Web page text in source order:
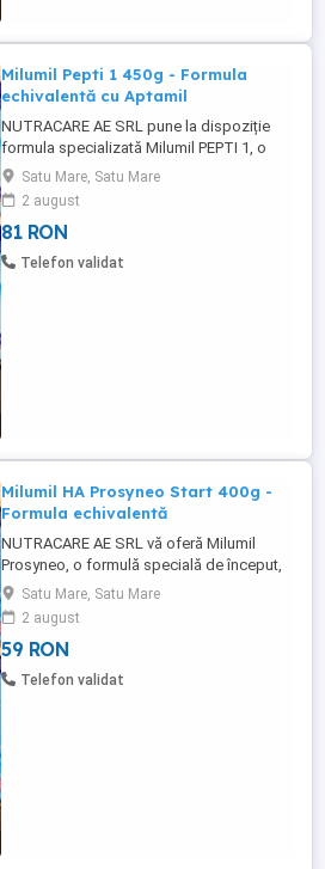
Milumil Pepti 1 450g - Formula
echivalentă cu Aptamil
NUTRACARE AE SRL pune la dispoziție
formula specializată Milumil PEPTI 1, o
formulă de lapte extensiv hidrolizată,
creată special pentru regimul dietetic al
alergiei la proteinele din laptele de
vacă.Potrivită de la 0-6 luni, Milumil PEPTI 1
este alegerea ideală pentru bebelușii cu
Satu Mare, Satu Mare
2 august
81 RON
Telefon validat
Milumil HA Prosyneo Start 400g -
Formula echivalentă
NUTRACARE AE SRL vă oferă Milumil
Prosyneo, o formulă specială de început,
creată pentru bebelușii cu risc de
dezvoltare a alergiei la proteinele din
laptele de vacă. Combină proteine
hidrolizate cu inovația SYNEO , rezultatul
cercetărilor de pionierat în nutriția infantilă.
Satu Mare, Satu Mare
2 august
59 RON
Telefon validat